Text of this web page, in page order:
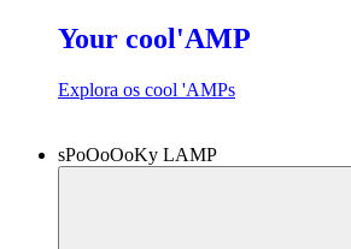
Your cool'AMP
Explora os cool 'AMPs
sPoOoOoKy LAMP